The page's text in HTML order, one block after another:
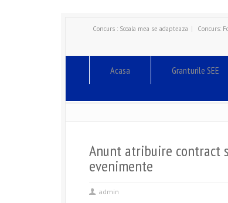
Concurs : Scoala mea se adapteaza Concurs:
Acasa Granturile SEE
Anunt atribuire contract
evenimente
admin